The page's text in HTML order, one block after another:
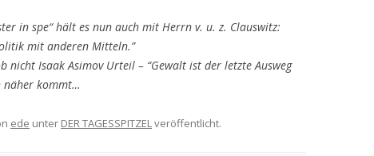
in spe“ hält es nun auch mit Herrn v. u. z. Clauswitz:
mit anderen Mitteln.”
nicht Isaak Asimov Urteil – “Gewalt ist der letzte Ausweg
näher kommt…
ede unter DER TAGESSPITZELveröffentlicht.